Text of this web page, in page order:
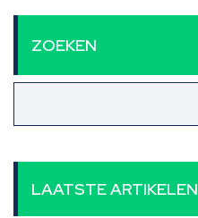
ZOEKEN
LAATSTE ARTIKELEN